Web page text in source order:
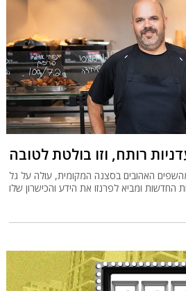
רותח, וזו בולטת לטובה
מהשפים האהובים בסצנה המקומית, עולה על גל
החדשות ומביא לפרנזו את הידע והכישרון שלו